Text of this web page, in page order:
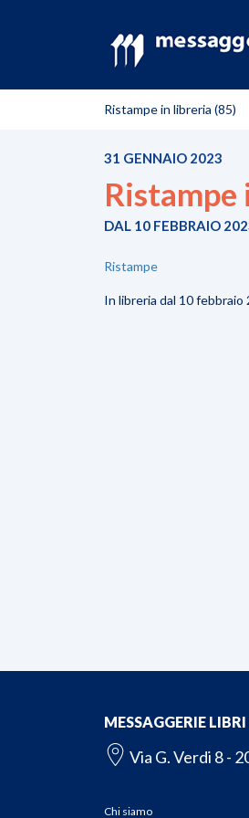
Ristampe in libreria (85)
31 GENNAIO 2023
DAL 10 FEBBRAIO
Ristampe
In libreria dal 10 febbraio
MESSAGGERIE LIBRI
Via G. Verdi 8 -
Chi siamo